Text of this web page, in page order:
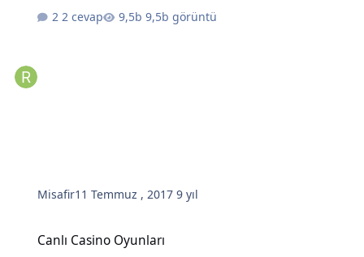
2 cevap
9,5b görüntü
Misafir11 Temmuz , 20179 yıl
Canlı Casino Oyunları